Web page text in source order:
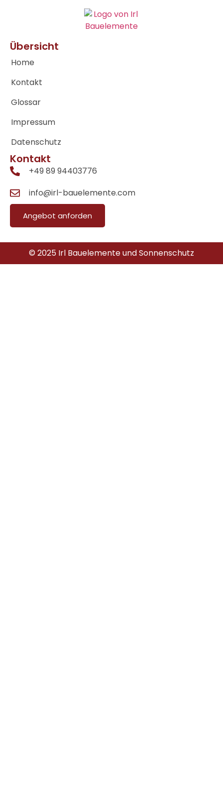
Übersicht
Home
Kontakt
Glossar
Impressum
Datenschutz
Kontakt
+49 89 94403776
info@irl-bauelemente.com
Angebot anforden
© 2025 Irl Bauelemente und Sonnenschutz